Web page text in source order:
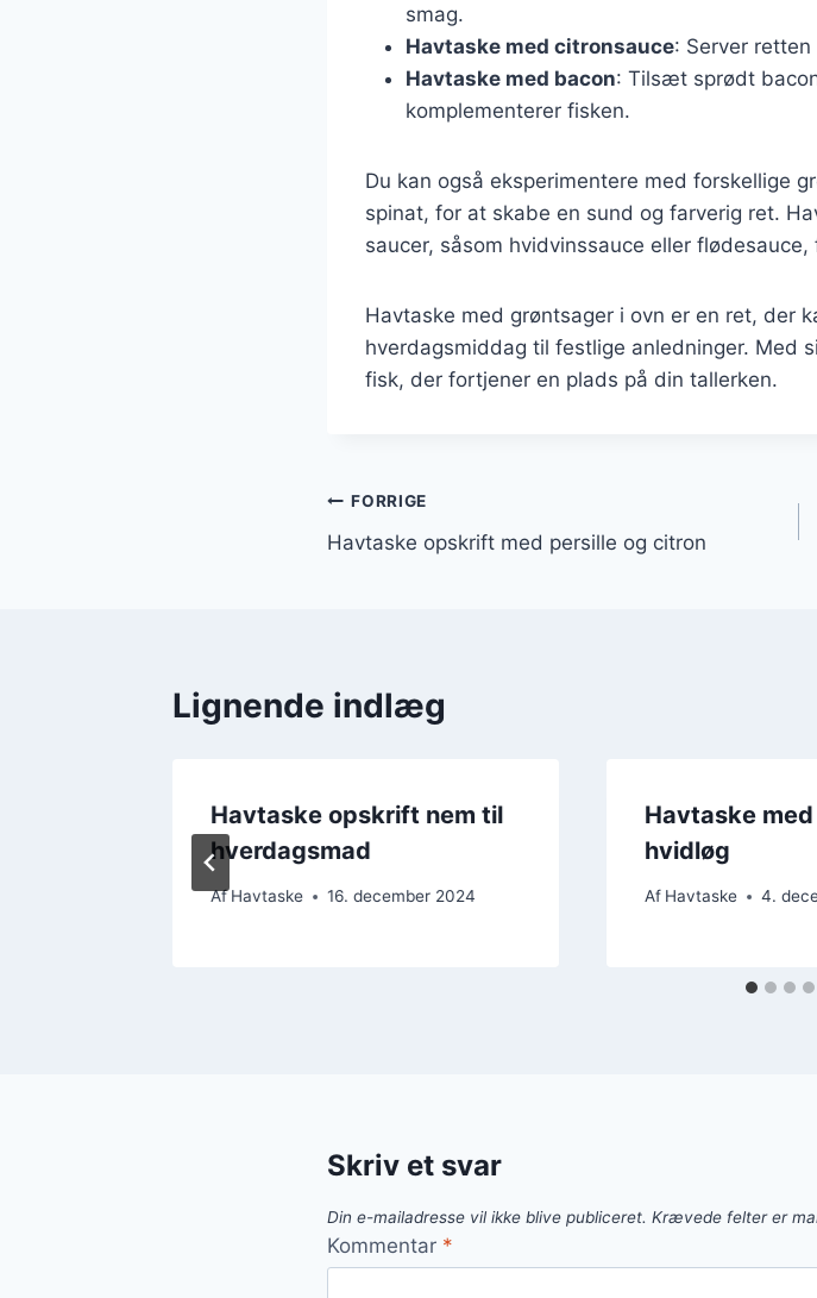
smag.
Havtaske med citronsauce: Server
Havtaske med bacon: Tilsæt sprødt
komplementerer fisken.
Du kan også eksperimentere med forskellige
spinat, for at skabe en sund og farverig ret.
saucer, såsom hvidvinssauce eller
Havtaske med grøntsager i ovn er en ret, der
hverdagsmiddag til festlige anledninger. Med
fisk, der fortjener en plads på din tallerken.
Indlægsnavigation
FORRIGE
Havtaske opskrift med persille og citron
Lignende indlæg
Havtaske opskrift nem til
hverdagsmad
Af Havtaske 16. december 2024
Havtaske
hvidløg
Af Havtaske 4.
Skriv et svar
Din e-mailadresse vil ikke blive publiceret. Krævede felter er
Kommentar *